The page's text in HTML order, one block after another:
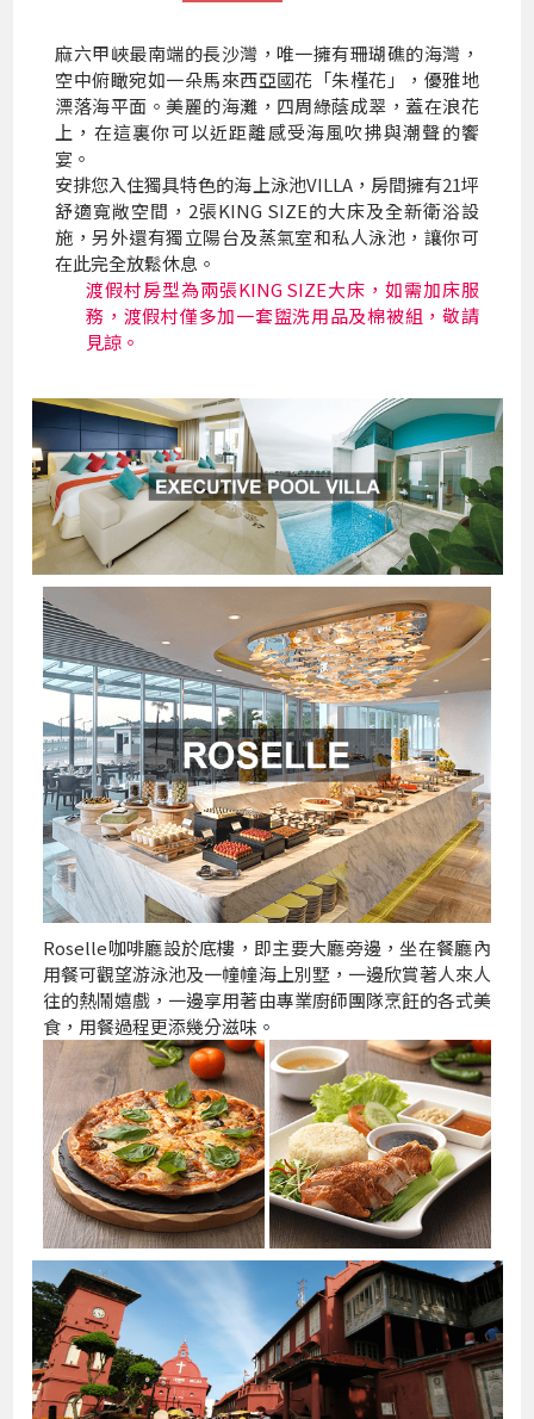
麻六甲峽最南端的長沙灣，唯一擁有珊瑚礁的海灣，
空中俯瞰宛如一朵馬來西亞國花「朱槿花」，優雅地
漂落海平面。美麗的海灘，四周綠蔭成翠，蓋在浪花
上，在這裏你可以近距離感受海風吹拂與潮聲的饗
宴。
安排您入住獨具特色的海上泳池VILLA，房間擁有21坪
舒適寬敞空間，2張KING SIZE的大床及全新衛浴設
施，另外還有獨立陽台及蒸氣室和私人泳池，讓你可
在此完全放鬆休息。
渡假村房型為兩張KING SIZE大床，如需加床服
務，渡假村僅多加一套盥洗用品及棉被組，敬請
見諒。
Roselle咖啡廳設於底樓，即主要大廳旁邊，坐在餐廳內
用餐可觀望游泳池及一幢幢海上別墅，一邊欣賞著人來人
往的熱鬧嬉戲，一邊享用著由專業廚師團隊烹飪的各式美
食，用餐過程更添幾分滋味。